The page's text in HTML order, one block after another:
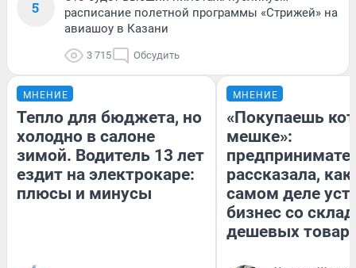
5
расписание полетной программы «Стрижей» на
авиашоу в Казани
3 715 Обсудить
МНЕНИЕ
Тепло для бюджета, но
холодно в салоне
зимой. Водитель 13 лет
ездит на электрокаре:
плюсы и минусы
МНЕНИЕ
«Покупаешь
мешке»:
рассказала, как
самом деле
бизнес со
дешевых